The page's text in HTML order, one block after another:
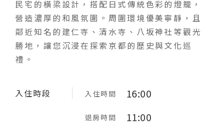
民宅的橫梁設計，搭配日式傳統色彩的燈籠，
營造濃厚的和風氛圍。周圍環境優美寧靜，且
鄰近知名的建仁寺、清水寺、八坂神社等觀光
勝地，讓您沉浸在探索京都的歷史與文化巡
禮。
入住時段 入住時間 16:00
退房時間 11:00